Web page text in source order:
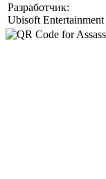
Разработчик:
Ubisoft Entertainment